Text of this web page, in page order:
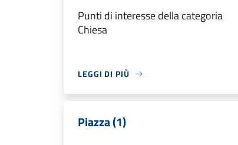
Punti di interesse della categoria
Chiesa
LEGGI DI PIÙ
Piazza (1)